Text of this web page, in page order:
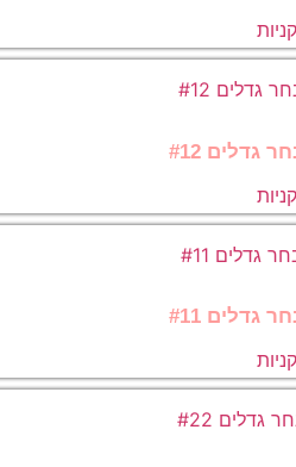
#12
#11